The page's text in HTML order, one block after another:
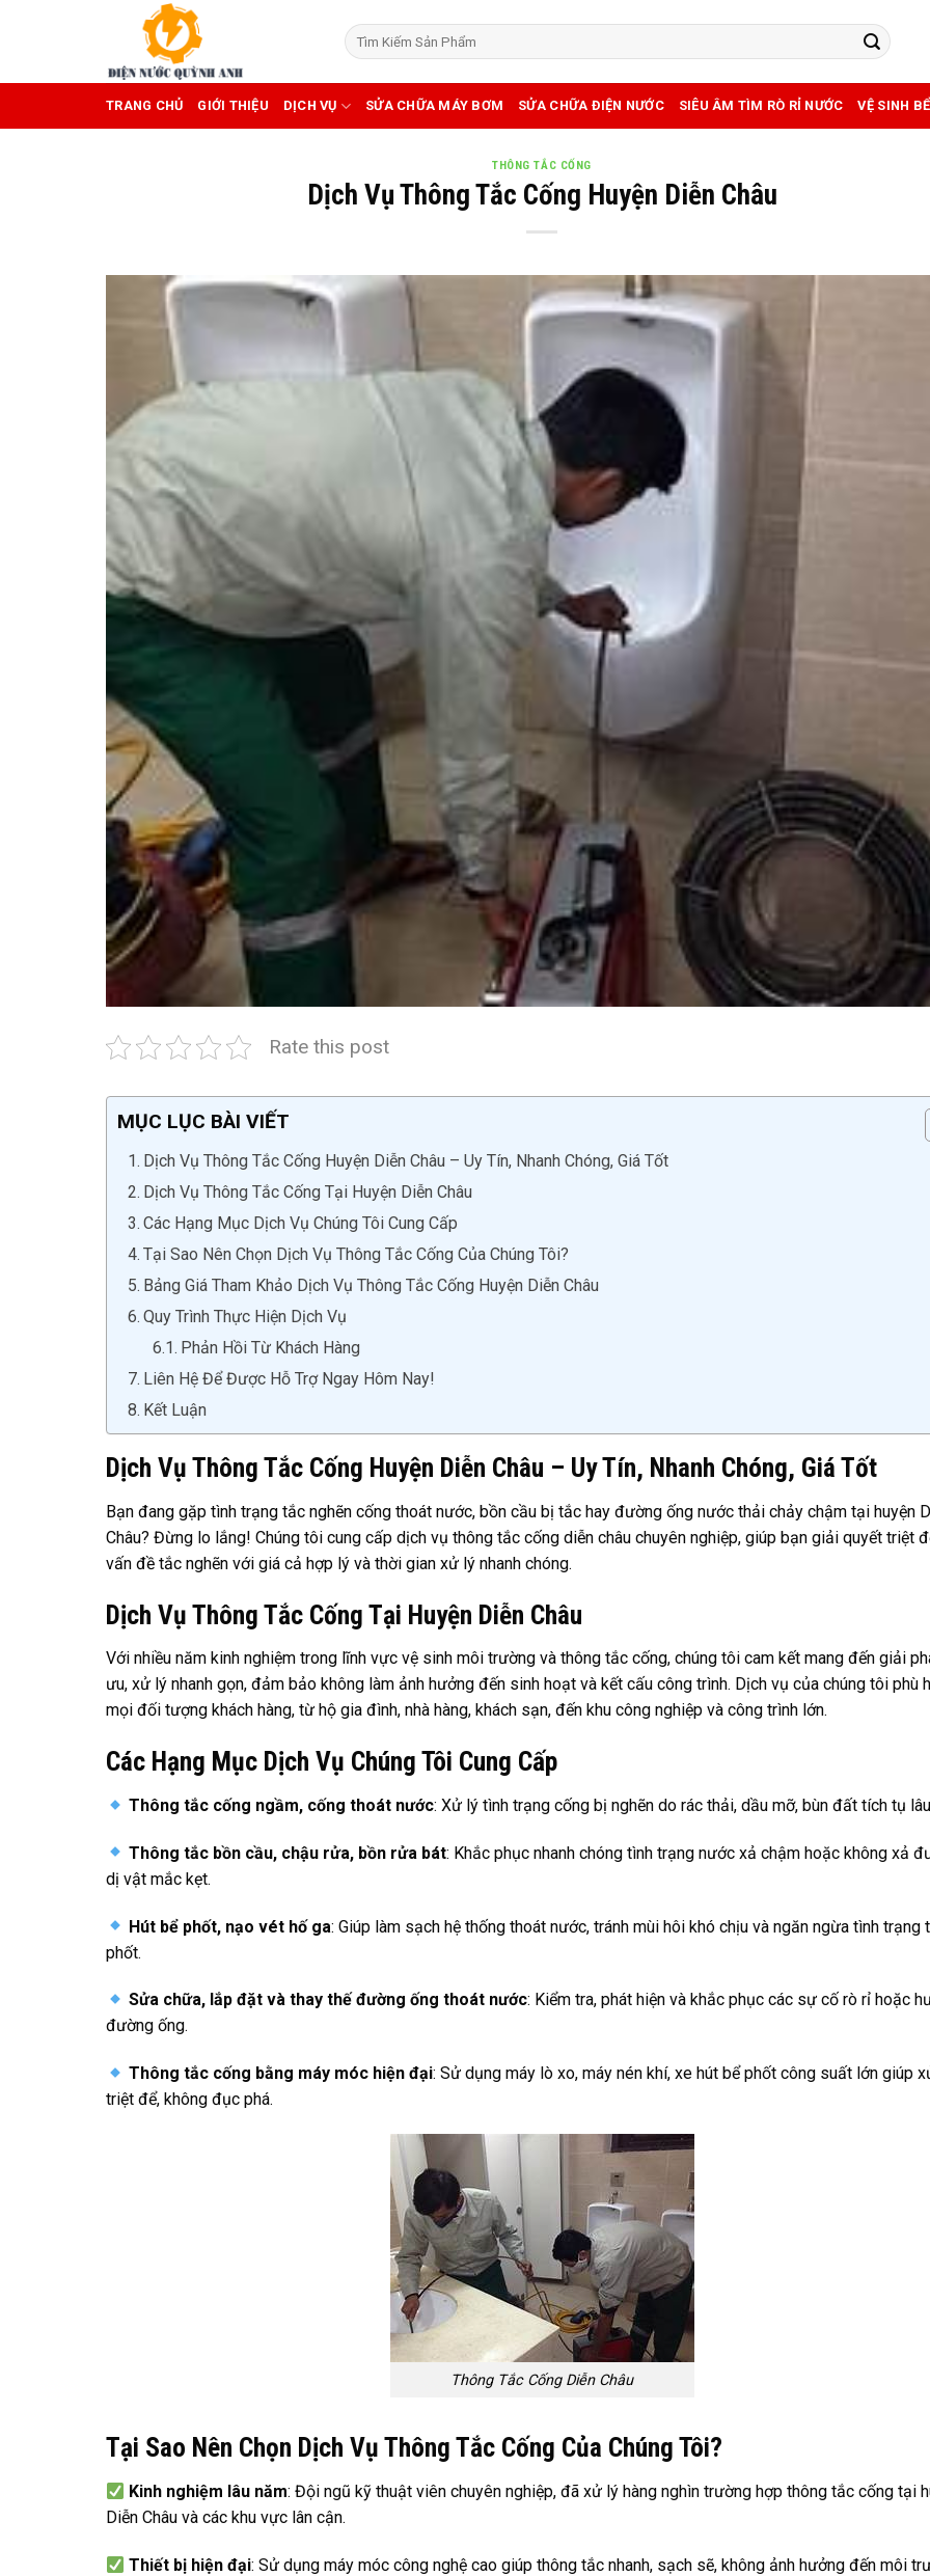
TRANG CHỦ GIỚI THIỆU DỊCH VỤ SỬA CHỮA MÁY BƠM SỬA CHỮA ĐIỆN NƯỚC SIÊU ÂM TÌM RÒ RỈ NƯỚC VỆ SINH
THÔNG TẮC CỐNG
Dịch Vụ Thông Tắc Cống Huyện Diễn Châu
Rate this post
MỤC LỤC BÀI VIẾT
Dịch Vụ Thông Tắc Cống Huyện Diễn Châu – Uy Tín, Nhanh Chóng, Giá Tốt
Dịch Vụ Thông Tắc Cống Tại Huyện Diễn Châu
Các Hạng Mục Dịch Vụ Chúng Tôi Cung Cấp
Tại Sao Nên Chọn Dịch Vụ Thông Tắc Cống Của Chúng Tôi?
Bảng Giá Tham Khảo Dịch Vụ Thông Tắc Cống Huyện Diễn Châu
Quy Trình Thực Hiện Dịch Vụ
Phản Hồi Từ Khách Hàng
Liên Hệ Để Được Hỗ Trợ Ngay Hôm Nay!
Kết Luận
Dịch Vụ Thông Tắc Cống Huyện Diễn Châu – Uy Tín, Nhanh Chóng, Giá Tốt
Bạn đang gặp tình trạng tắc nghẽn cống thoát nước, bồn cầu bị tắc hay đường ống nước thải chảy chậm tại huyện
Châu? Đừng lo lắng! Chúng tôi cung cấp dịch vụ thông tắc cống diễn châu chuyên nghiệp, giúp bạn giải quyết triệt
vấn đề tắc nghẽn với giá cả hợp lý và thời gian xử lý nhanh chóng.
Dịch Vụ Thông Tắc Cống Tại Huyện Diễn Châu
Với nhiều năm kinh nghiệm trong lĩnh vực vệ sinh môi trường và thông tắc cống, chúng tôi cam kết mang đến giải
ưu, xử lý nhanh gọn, đảm bảo không làm ảnh hưởng đến sinh hoạt và kết cấu công trình. Dịch vụ của chúng tôi phù
mọi đối tượng khách hàng, từ hộ gia đình, nhà hàng, khách sạn, đến khu công nghiệp và công trình lớn.
Các Hạng Mục Dịch Vụ Chúng Tôi Cung Cấp
Thông tắc cống ngầm, cống thoát nước: Xử lý tình trạng cống bị nghẽn do rác thải, dầu mỡ, bùn đất tích tụ
Thông tắc bồn cầu, chậu rửa, bồn rửa bát: Khắc phục nhanh chóng tình trạng nước xả chậm hoặc không xả
dị vật mắc kẹt.
Hút bể phốt, nạo vét hố ga: Giúp làm sạch hệ thống thoát nước, tránh mùi hôi khó chịu và ngăn ngừa tình trạng
phốt.
Sửa chữa, lắp đặt và thay thế đường ống thoát nước: Kiểm tra, phát hiện và khắc phục các sự cố rò rỉ hoặc
đường ống.
Thông tắc cống bằng máy móc hiện đại: Sử dụng máy lò xo, máy nén khí, xe hút bể phốt công suất lớn giúp
triệt để, không đục phá.
Thông Tắc Cống Diễn Châu
Tại Sao Nên Chọn Dịch Vụ Thông Tắc Cống Của Chúng Tôi?
Kinh nghiệm lâu năm: Đội ngũ kỹ thuật viên chuyên nghiệp, đã xử lý hàng nghìn trường hợp thông tắc cống tại
Diễn Châu và các khu vực lân cận.
Thiết bị hiện đại: Sử dụng máy móc công nghệ cao giúp thông tắc nhanh, sạch sẽ, không ảnh hưởng đến môi